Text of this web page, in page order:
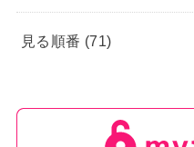
見る順番 (71)